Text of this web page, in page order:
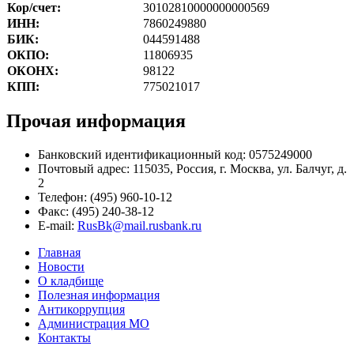
Кор/счет:
30102810000000000569
ИНН:
7860249880
БИК:
044591488
ОКПО:
11806935
ОКОНХ:
98122
КПП:
775021017
Прочая информация
Банковский идентификационный код: 0575249000
Почтовый адрес: 115035, Россия, г. Москва, ул. Балчуг, д.
2
Телефон: (495) 960-10-12
Факс: (495) 240-38-12
E-mail: RusBk@mail.rusbank.ru
Главная
Новости
О кладбище
Полезная информация
Антикоррупция
Администрация МО
Контакты